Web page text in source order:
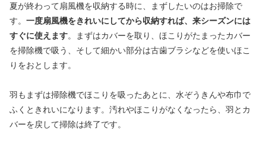
夏が終わって扇風機を収納する時に、まずしたいのはお掃除で
す。 一度扇風機をきれいにしてから収納すれば、来シーズンには
すぐに使えます。まずはカバーを取り、ほこりがたまったカバー
を掃除機で吸う、そして細かい部分は古歯ブラシなどを使いほこ
りをおとします。
羽もまずは掃除機でほこりを吸ったあとに、水ぞうきんや布巾で
ふくときれいになります。汚れやほこりがなくなったら、羽とカ
バーを戻して掃除は終了です。